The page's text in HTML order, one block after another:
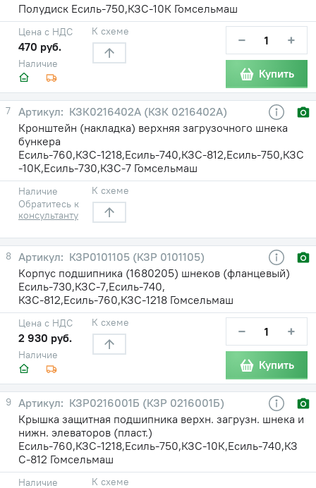
Полудиск Есиль-750,КЗС-10К Гомсельмаш
Наличие
Цена с НДС
470 руб.
К схеме − +
Купить
7
КЗК0216402A (КЗК 0216402А)
Кронштейн (накладка) верхняя загрузочного шнека
бункера
Есиль-760,КЗС-1218,Есиль-740,КЗС-812,Есиль-750,КЗС
-10К,Есиль-730,КЗС-7 Гомсельмаш
Наличие
Обратитесь к
консультанту
К схеме
8
КЗР0101105 (КЗР 0101105)
Корпус подшипника (1680205) шнеков (фланцевый)
Есиль-730,КЗС-7,Есиль-740,
КЗС-812,Есиль-760,КЗС-1218 Гомсельмаш
Наличие
Цена с НДС
2 930 руб.
К схеме − +
Купить
9
КЗР0216001Б (КЗР 0216001Б)
Крышка защитная подшипника верхн. загрузн. шнека и
нижн. элеваторов (пласт.)
Есиль-760,КЗС-1218,Есиль-750,КЗС-10К,Есиль-740,КЗ
С-812 Гомсельмаш
Наличие К схеме